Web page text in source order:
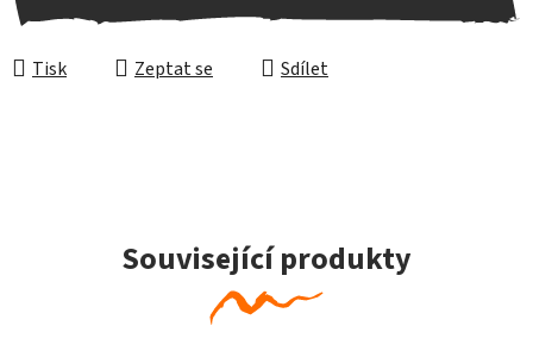
Tisk Zeptat se Sdílet
Související produkty